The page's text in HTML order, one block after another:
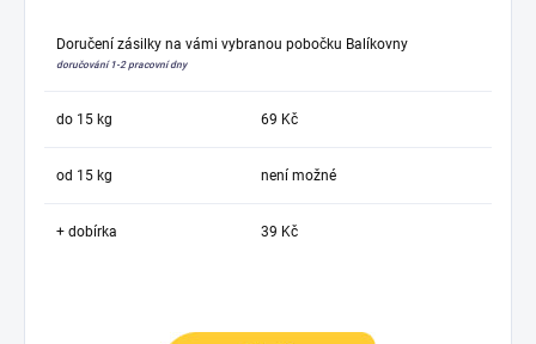
Doručení zásilky na vámi vybranou pobočku Balíkovny
doručování 1-2 pracovní dny
do 15 kg 69 Kč
od 15 kg není možné
+ dobírka 39 Kč